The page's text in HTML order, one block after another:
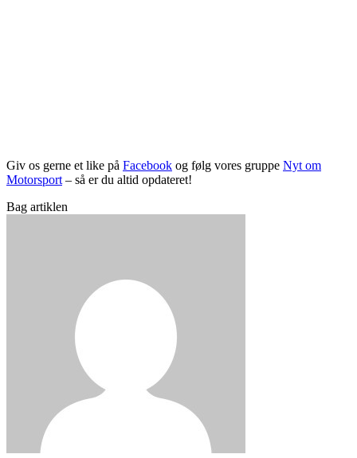
Giv os gerne et like på Facebook og følg vores gruppe Nyt om
Motorsport – så er du altid opdateret!
Bag artiklen